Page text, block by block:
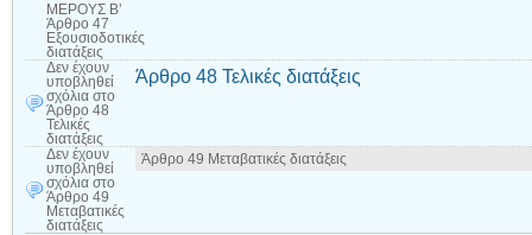
ΜΕΡΟΥΣ Β’
Άρθρο 47
Εξουσιοδοτικές
διατάξεις
Δεν έχουν
υποβληθεί
σχόλια στο
Άρθρο 48
Τελικές
διατάξεις
Άρθρο 48 Τελικές διατάξεις
Δεν έχουν
υποβληθεί
σχόλια στο
Άρθρο 49
Μεταβατικές
διατάξεις
Άρθρο 49 Μεταβατικές διατάξεις